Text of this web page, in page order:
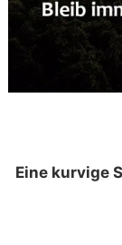
Eine kurvige